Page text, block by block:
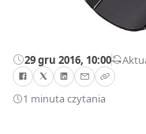
29 gru 2016, 10:00—
1 minuta czytania